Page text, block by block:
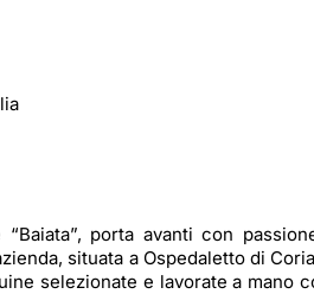
porta avanti con
situata a Ospedaletto di
selezionate e lavorate a mano